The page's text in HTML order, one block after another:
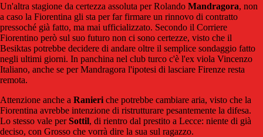
Un'altra stagione da certezza assoluta per Rolando Mandragora, non
a caso la Fiorentina gli sta per far firmare un rinnovo di contratto
pressoché già fatto, ma mai ufficializzato. Secondo il Corriere
Fiorentino però sul suo futuro non ci sono certezze, visto che il
Besiktas potrebbe decidere di andare oltre il semplice sondaggio fatto
negli ultimi giorni. In panchina nel club turco c'è l'ex viola Vincenzo
Italiano, anche se per Mandragora l'ipotesi di lasciare Firenze resta
remota.
Attenzione anche a Ranieri che potrebbe cambiare aria, visto che la
Fiorentina avrebbe intenzione di ristrutturare pesantemente la difesa.
Lo stesso vale perSottil, di rientro dal prestito a Lecce: niente di già
deciso, con Grosso che vorrà dire la sua sul ragazzo.